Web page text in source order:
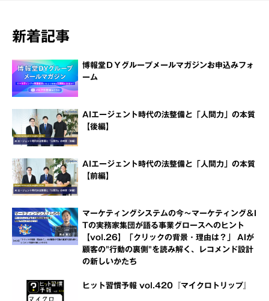
新着記事
博報堂ＤＹグループメールマガジンお申込みフォ
ーム
AIエージェント時代の法整備と「人間力」の本質
【後編】
AIエージェント時代の法整備と「人間力」の本質
【前編】
マーケティングシステムの今～マーケティング＆I
Tの実務家集団が語る事業グロースへのヒント
【vol.26】「クリックの背景・理由は？」 AIが
顧客の"行動の裏側"を読み解く、レコメンド設計
の新しいかたち
ヒット習慣予報 vol.420『マイクロトリップ』